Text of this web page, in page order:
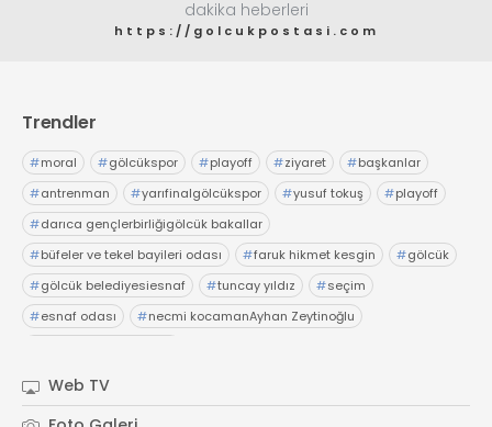
dakika heberleri
https://golcukpostasi.com
Trendler
#moral #gölcükspor #playoff #ziyaret #başkanlar
#antrenman #yarıfinalgölcükspor #yusuf tokuş #playoff
#darıca gençlerbirliğigölcük bakallar
#büfeler ve tekel bayileri odası #faruk hikmet kesgin #gölcük
#gölcük belediyesiesnaf #tuncay yıldız #seçim
#esnaf odası #necmi kocamanAyhan Zeytinoğlu
Web TV